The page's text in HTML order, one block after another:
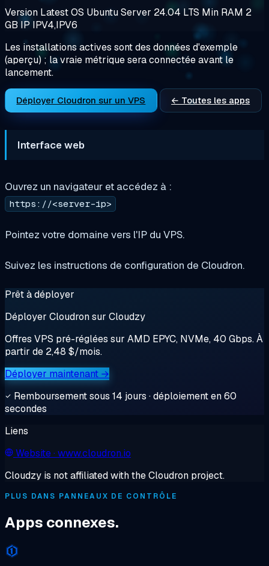
Version LatestOS Ubuntu Server 24.04 LTS Min RAM 2
GB IP IPV4,IPV6
Les installations actives sont des données d'exemple
(aperçu) ; la vraie métrique sera connectée avant le
lancement.
Déployer Cloudron sur un VPS ← Toutes les apps
Interface web
Ouvrez un navigateur et accédez à :
https://<server-ip>
Pointez votre domaine vers l'IP du VPS.
Suivez les instructions de configuration de Cloudron.
Prêt à déployer
Déployer Cloudron sur Cloudzy
Offres VPS pré-réglées sur AMD EPYC, NVMe, 40 Gbps. À
partir de 2,48 $/mois.
Déployer maintenant →
Remboursement sous 14 jours · déploiement en 60
secondes
Liens
Website· www.cloudron.io
Cloudzy is not affiliated with the Cloudron project.
PLUS DANS PANNEAUX DE CONTRÔLE
Apps connexes.